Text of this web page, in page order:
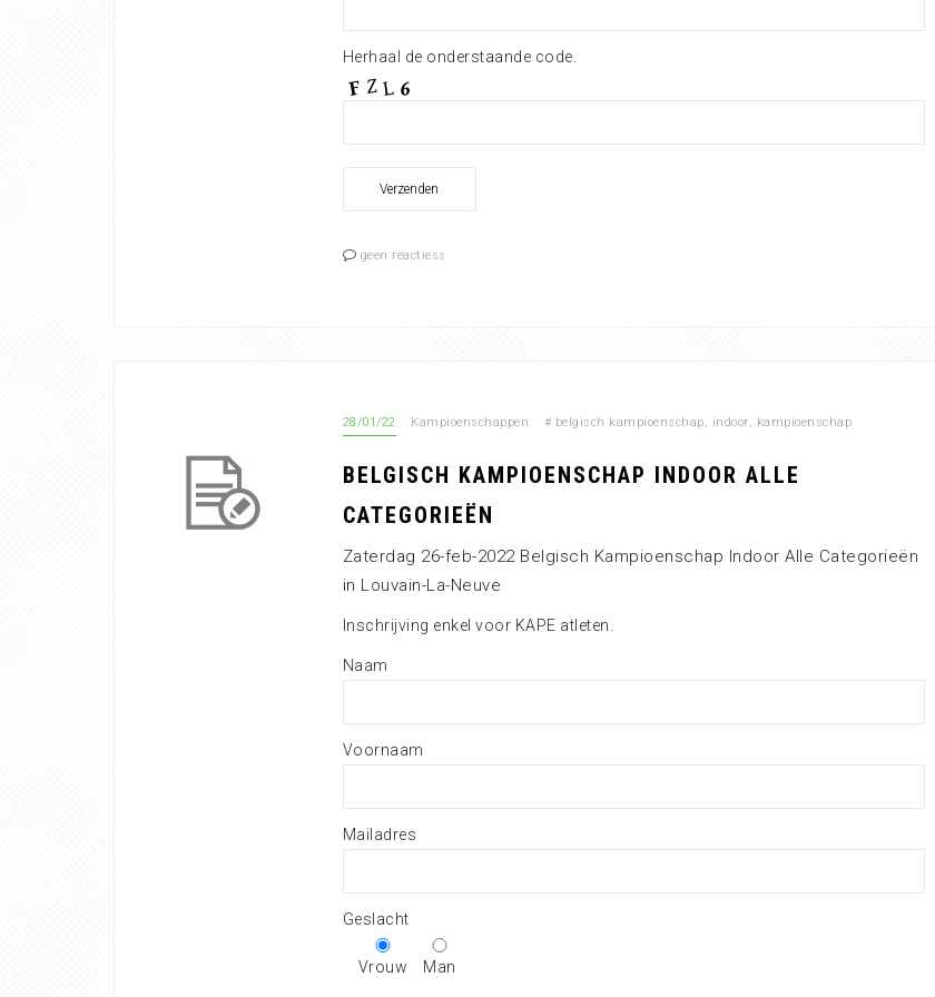
Herhaal de onderstaande code.
geen reactiess
28/01/22 Kampioenschappen # belgisch kampioenschap, indoor, kampioenschap
BELGISCH KAMPIOENSCHAP INDOOR ALLE
CATEGORIEËN
Zaterdag 26-feb-2022 Belgisch Kampioenschap Indoor Alle Categorieën
in Louvain-La-Neuve
Inschrijving enkel voor KAPE atleten.
Naam
Voornaam
Mailadres
Geslacht
Vrouw Man